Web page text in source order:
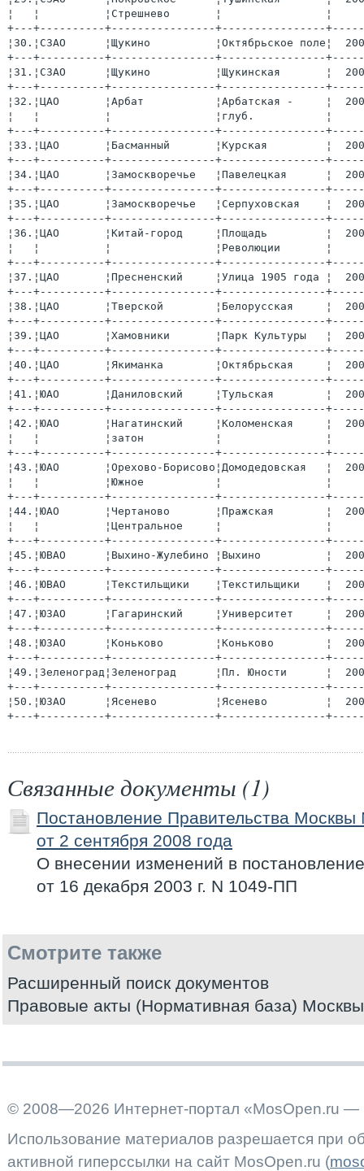
¦   ¦          ¦Стрешнево       ¦                ¦
+---+----------+----------------+----------------
¦30.¦СЗАО      ¦Щукино          ¦Октябрьское поле¦
+---+----------+----------------+----------------
¦31.¦СЗАО      ¦Щукино          ¦Щукинская       ¦  200
+---+----------+----------------+----------------
¦32.¦ЦАО       ¦Арбат           ¦Арбатская -     ¦  200
¦   ¦          ¦                ¦глуб.           ¦
+---+----------+----------------+----------------
¦33.¦ЦАО       ¦Басманный       ¦Курская         ¦  200
+---+----------+----------------+----------------
¦34.¦ЦАО       ¦Замоскворечье   ¦Павелецкая      ¦
+---+----------+----------------+----------------
¦35.¦ЦАО       ¦Замоскворечье   ¦Серпуховская    ¦
+---+----------+----------------+----------------
¦36.¦ЦАО       ¦Китай-город     ¦Площадь         ¦  200
¦   ¦          ¦                ¦Революции       ¦
+---+----------+----------------+----------------
¦37.¦ЦАО       ¦Пресненский     ¦Улица 1905 года ¦
+---+----------+----------------+----------------
¦38.¦ЦАО       ¦Тверской        ¦Белорусская     ¦  200
+---+----------+----------------+----------------
¦39.¦ЦАО       ¦Хамовники       ¦Парк Культуры   ¦
+---+----------+----------------+----------------
¦40.¦ЦАО       ¦Якиманка        ¦Октябрьская     ¦  200
+---+----------+----------------+----------------
¦41.¦ЮАО       ¦Даниловский     ¦Тульская        ¦  200
+---+----------+----------------+----------------
¦42.¦ЮАО       ¦Нагатинский     ¦Коломенская     ¦
¦   ¦          ¦затон           ¦                ¦
+---+----------+----------------+----------------
¦43.¦ЮАО       ¦Орехово-Борисово¦Домодедовская   ¦
¦   ¦          ¦Южное           ¦                ¦
+---+----------+----------------+----------------
¦44.¦ЮАО       ¦Чертаново       ¦Пражская        ¦  200
¦   ¦          ¦Центральное     ¦                ¦
+---+----------+----------------+----------------
¦45.¦ЮВАО      ¦Выхино-Жулебино ¦Выхино          ¦
+---+----------+----------------+----------------
¦46.¦ЮВАО      ¦Текстильщики    ¦Текстильщики    ¦
+---+----------+----------------+----------------
¦47.¦ЮЗАО      ¦Гагаринский     ¦Университет     ¦
+---+----------+----------------+----------------
¦48.¦ЮЗАО      ¦Коньково        ¦Коньково        ¦  200
+---+----------+----------------+----------------
¦49.¦Зеленоград¦Зеленоград      ¦Пл. Юности      ¦
+---+----------+----------------+----------------
¦50.¦ЮЗАО      ¦Ясенево         ¦Ясенево         ¦  200
+---+----------+----------------+----------------
Связанные документы (1)
Постановление Правительства
от 2 сентября 2008 года
О внесении изменений в
от 16 декабря 2003 г. N 1049-ПП
Смотрите также
Расширенный поиск документов
Правовые акты (Нормативная база) Москвы
© 2008—2026 Интернет-портал «MosOpen.ru —
Использование материалов разрешается при
активной гиперссылки на сайт MosOpen.ru (